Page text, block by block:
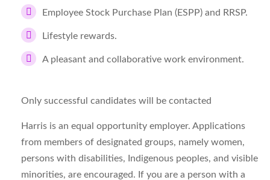
Employee Stock Purchase Plan (ESPP) and RRSP.
Lifestyle rewards.
A pleasant and collaborative work environment.
Only successful candidates will be contacted
Harris is an equal opportunity employer. Applications
from members of designated groups, namely women,
persons with disabilities, Indigenous peoples, and visible
minorities, are encouraged. If you are a person with a